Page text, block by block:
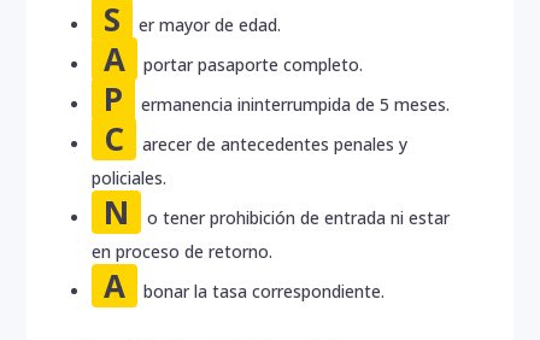
S er mayor de edad.
A portar pasaporte completo.
P ermanencia ininterrumpida de 5 meses.
C
arecer de antecedentes penales y
policiales.
N
o tener prohibición de entrada ni estar
en proceso de retorno.
A bonar la tasa correspondiente.